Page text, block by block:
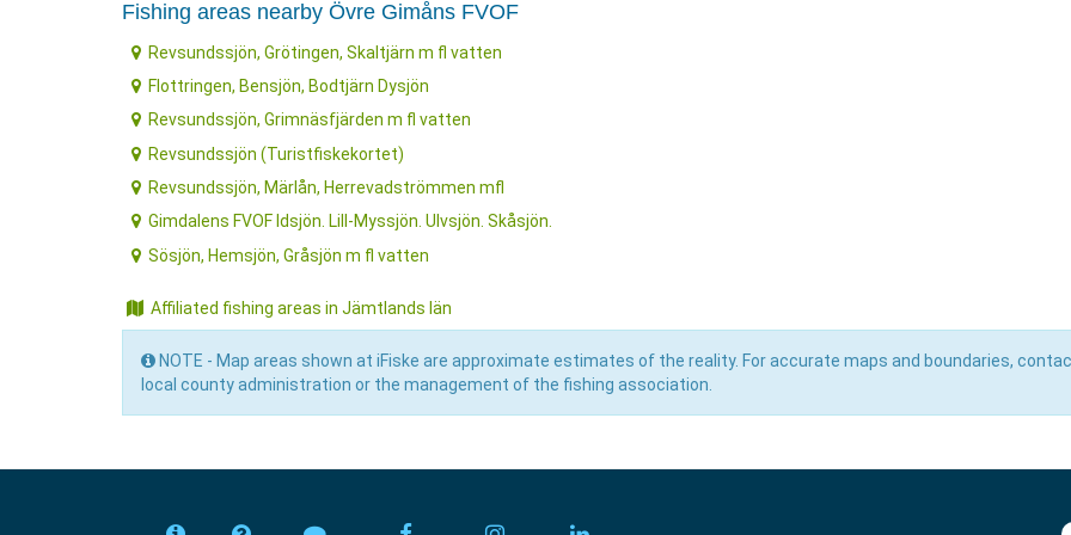
Fishing areas nearby Övre Gimåns FVOF
Revsundssjön, Grötingen, Skaltjärn m fl vatten
Flottringen, Bensjön, Bodtjärn Dysjön
Revsundssjön, Grimnäsfjärden m fl vatten
Revsundssjön (Turistfiskekortet)
Revsundssjön, Märlån, Herrevadströmmen mfl
Gimdalens FVOF Idsjön. Lill-Myssjön. Ulvsjön. Skåsjön.
Sösjön, Hemsjön, Gråsjön m fl vatten
Affiliated fishing areas in Jämtlands län
NOTE - Map areas shown at iFiske are approximate estimates of the reality. For accurate maps and boundaries,
local county administration or the management of the fishing association.